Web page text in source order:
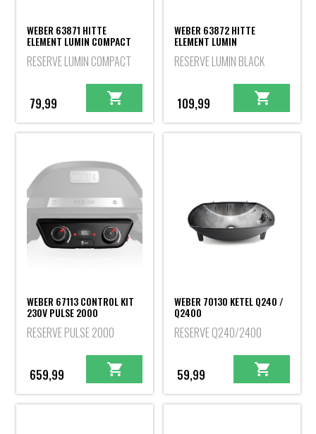
WEBER 63871 HITTE
ELEMENT LUMIN COMPACT
RESERVE LUMIN COMPACT
79,99
WEBER 63872 HITTE
ELEMENT LUMIN
RESERVE LUMIN BLACK
109,99
WEBER 67113 CONTROL KIT
230V PULSE 2000
RESERVE PULSE 2000
659,99
WEBER 70130 KETEL Q240 /
Q2400
RESERVE Q240/2400
59,99